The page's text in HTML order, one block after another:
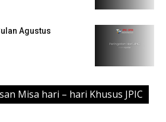
Agustus
Misa hari – hari Khusus JPIC